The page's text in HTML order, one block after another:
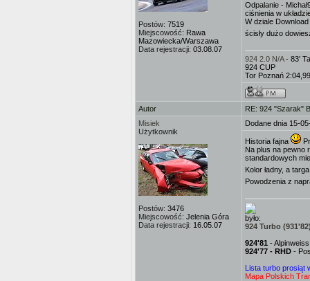
Postów: 7519
Miejscowość: Rawa
Mazowiecka/Warszawa
Data rejestracji: 03.08.07
Odpalanie -
ciśnienia w
W dziale
ścisły dużo
924 2.0 N/A- 83'
924 CUP
Tor Poznań
Autor
RE: 924 "Szarak"
Misiek
Użytkownik
Postów: 3476
Miejscowość: Jelenia Góra
Data rejestracji: 16.05.07
Dodane dnia 15-
Historia fajna
Na plus na pewno
standardowych
Kolor ładny, a
Powodzenia z
było:
924 Turbo
924'81 -
924'77 - RHD -
Lista turbo prosiąt
Mapa Polskich